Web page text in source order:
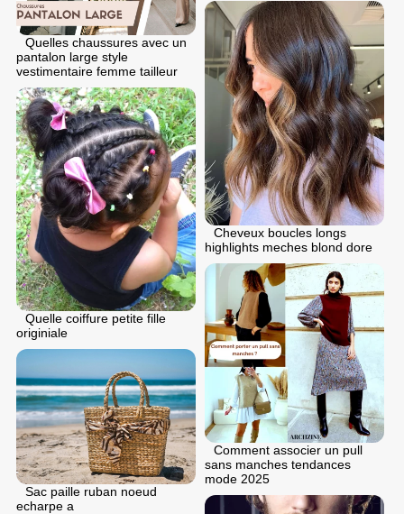
Quelles chaussures avec un
pantalon large style
vestimentaire femme tailleur
Cheveux boucles longs
highlights meches blond dore
Quelle coiffure petite fille
originiale
Comment associer un pull
sans manches tendances
mode 2025
Sac paille ruban noeud
echarpe a